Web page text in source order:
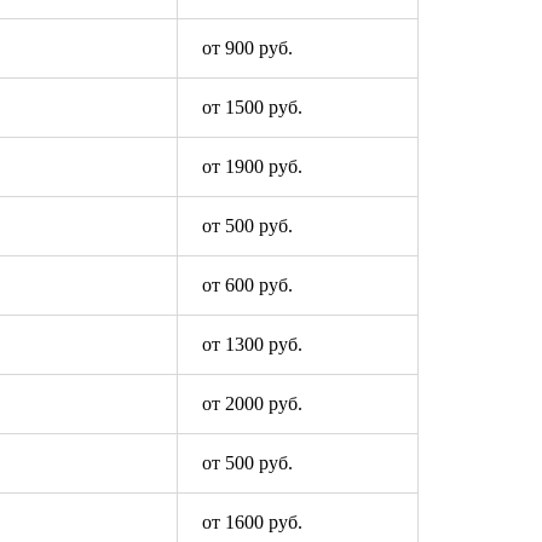
от 900 руб.
от 1500 руб.
от 1900 руб.
от 500 руб.
от 600 руб.
от 1300 руб.
от 2000 руб.
от 500 руб.
от 1600 руб.